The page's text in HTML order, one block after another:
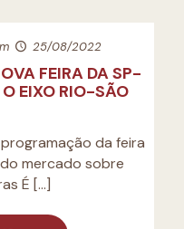
25/08/2022
FEIRA DA SP-
EIXO RIO-SÃO
da feira
mercado sobre
É […]